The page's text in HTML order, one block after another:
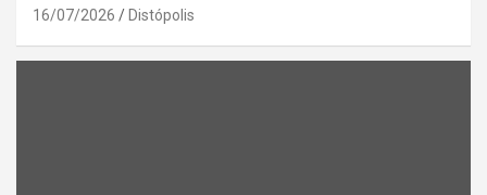
16/07/2026 Distópolis